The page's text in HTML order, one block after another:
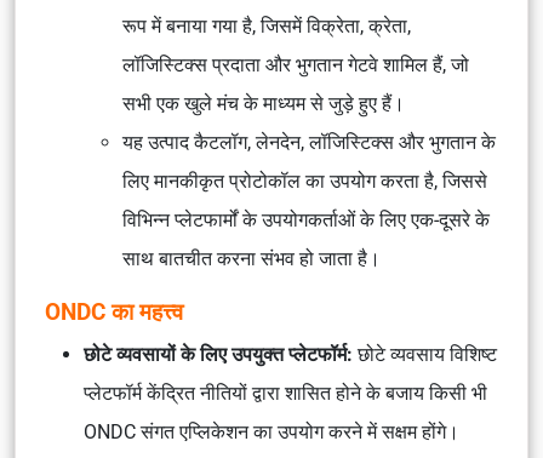
रूप में बनाया गया है, जिसमें विक्रेता, क्रेता,
लॉजिस्टिक्स प्रदाता और भुगतान गेटवे शामिल हैं, जो
सभी एक खुले मंच के माध्यम से जुड़े हुए हैं।
यह उत्पाद कैटलॉग, लेनदेन, लॉजिस्टिक्स और भुगतान के
लिए मानकीकृत प्रोटोकॉल का उपयोग करता है, जिससे
विभिन्न प्लेटफार्मों के उपयोगकर्ताओं के लिए एक-दूसरे के
साथ बातचीत करना संभव हो जाता है।
ONDC का महत्त्व
छोटे व्यवसायों के लिए उपयुक्त प्लेटफॉर्म:छोटे व्यवसाय विशिष्ट
प्लेटफॉर्म केंद्रित नीतियों द्वारा शासित होने के बजाय किसी भी
ONDC संगत एप्लिकेशन का उपयोग करने में सक्षम होंगे।